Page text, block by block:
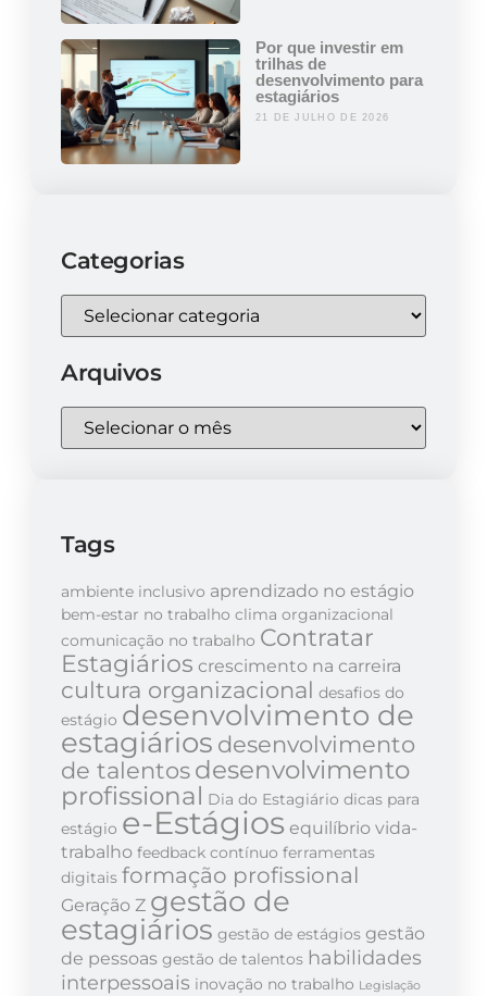
Por que investir em
trilhas de
desenvolvimento para
estagiários
21 DE JULHO DE 2026
Categorias
Arquivos
Tags
ambiente inclusivo aprendizado no estágio
bem-estar no trabalho clima organizacional
comunicação no trabalho Contratar
Estagiários crescimento na carreira
cultura organizacional desafios do
estágio desenvolvimento de
estagiários desenvolvimento
de talentos desenvolvimento
profissional Dia do Estagiário dicas para
estágio e-Estágios equilíbrio vida-
trabalho feedback contínuo ferramentas
digitais formação profissional
Geração Z gestão de
estagiários gestão de estágios gestão
de pessoas gestão de talentos habilidades
interpessoais inovação no trabalho Legislação